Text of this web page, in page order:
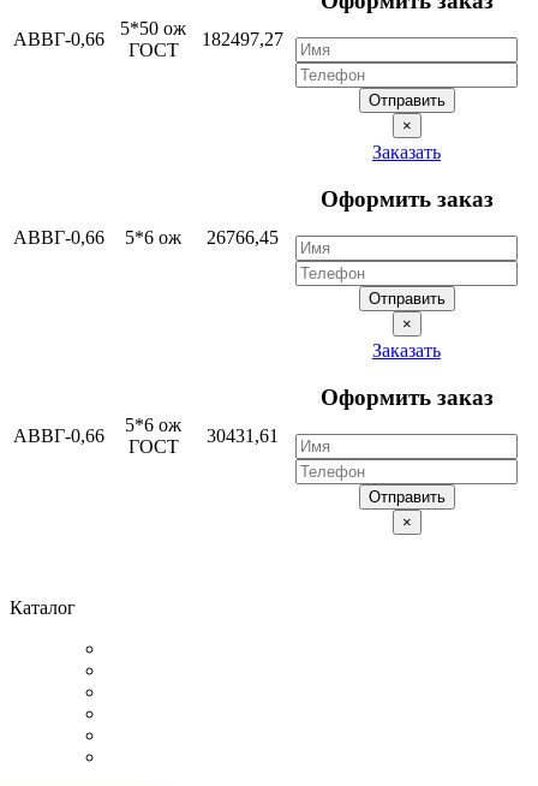
АВВГ-0,66
5*50 ож
ГОСТ
182497,27
Отправить
×
АВВГ-0,66 5*6 ож 26766,45
Заказать
Оформить заказ
Отправить
×
АВВГ-0,66
5*6 ож
ГОСТ
30431,61
Заказать
Оформить заказ
Отправить
×
Каталог